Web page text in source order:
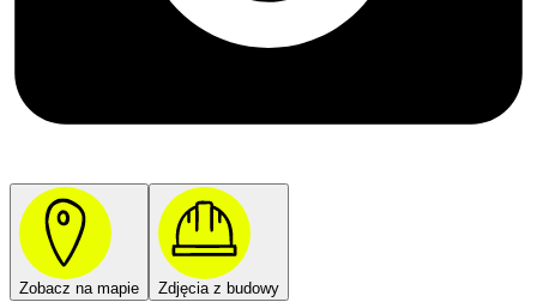
Zobacz na mapie Zdjęcia z budowy